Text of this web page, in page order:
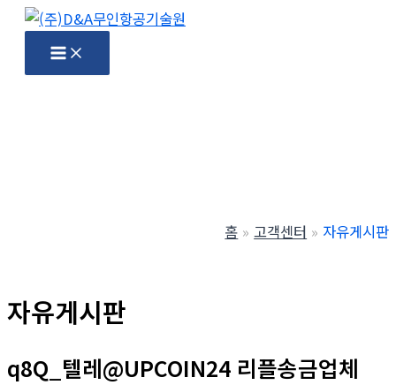
Main
Menu
홈 고객센터 자유게시판
자유게시판
q8Q_텔레@UPCOIN24 리플송금업체